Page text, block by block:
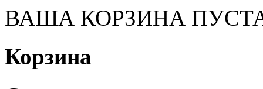
ВАША КОРЗИНА
Корзина